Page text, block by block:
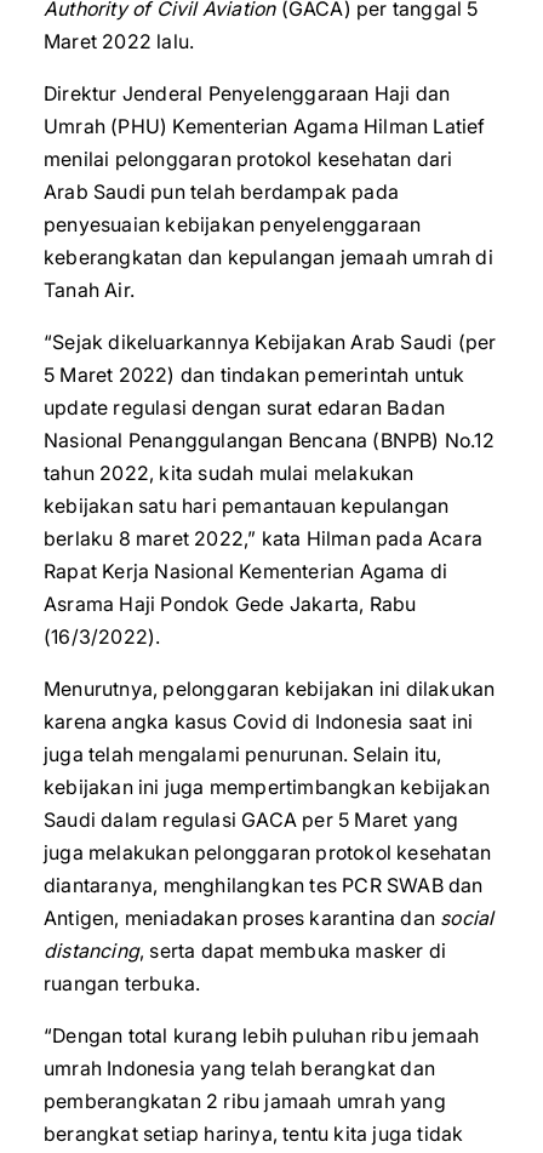
Authority of Civil Aviation(GACA) per tanggal 5
Maret 2022 lalu.
Direktur Jenderal Penyelenggaraan Haji dan
Umrah (PHU) Kementerian Agama Hilman Latief
menilai pelonggaran protokol kesehatan dari
Arab Saudi pun telah berdampak pada
penyesuaian kebijakan penyelenggaraan
keberangkatan dan kepulangan jemaah umrah di
Tanah Air.
“Sejak dikeluarkannya Kebijakan Arab Saudi (per
5 Maret 2022) dan tindakan pemerintah untuk
update regulasi dengan surat edaran Badan
Nasional Penanggulangan Bencana (BNPB) No.12
tahun 2022, kita sudah mulai melakukan
kebijakan satu hari pemantauan kepulangan
berlaku 8 maret 2022,” kata Hilman pada Acara
Rapat Kerja Nasional Kementerian Agama di
Asrama Haji Pondok Gede Jakarta, Rabu
(16/3/2022).
Menurutnya, pelonggaran kebijakan ini dilakukan
karena angka kasus Covid di Indonesia saat ini
juga telah mengalami penurunan. Selain itu,
kebijakan ini juga mempertimbangkan kebijakan
Saudi dalam regulasi GACA per 5 Maret yang
juga melakukan pelonggaran protokol kesehatan
diantaranya, menghilangkan tes PCR SWAB dan
Antigen, meniadakan proses karantina dan social
distancing, serta dapat membuka masker di
ruangan terbuka.
“Dengan total kurang lebih puluhan ribu jemaah
umrah Indonesia yang telah berangkat dan
pemberangkatan 2 ribu jamaah umrah yang
berangkat setiap harinya, tentu kita juga tidak